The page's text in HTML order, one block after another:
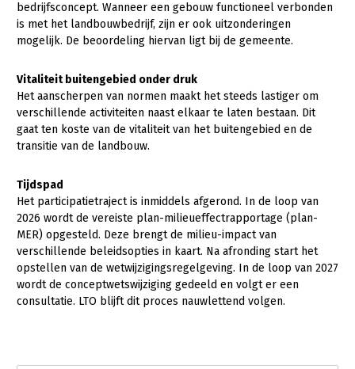
Vakgroepbestuurders
Pers
Contact
bedrijfsconcept. Wanneer een gebouw functioneel verbonden
is met het landbouwbedrijf, zijn er ook uitzonderingen
mogelijk. De beoordeling hiervan ligt bij de gemeente.
Vitaliteit buitengebied onder druk
Het aanscherpen van normen maakt het steeds lastiger om
verschillende activiteiten naast elkaar te laten bestaan. Dit
gaat ten koste van de vitaliteit van het buitengebied en de
transitie van de landbouw.
Tijdspad
Het participatietraject is inmiddels afgerond. In de loop van
2026 wordt de vereiste plan-milieueffectrapportage (plan-
MER) opgesteld. Deze brengt de milieu-impact van
verschillende beleidsopties in kaart. Na afronding start het
opstellen van de wetwijzigingsregelgeving. In de loop van 2027
wordt de conceptwetswijziging gedeeld en volgt er een
consultatie. LTO blijft dit proces nauwlettend volgen.